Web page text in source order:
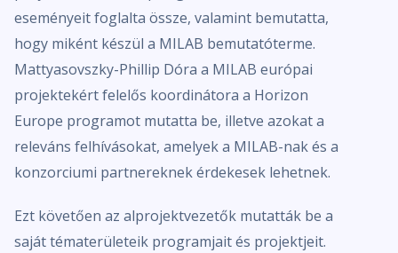
eseményeit foglalta össze, valamint bemutatta,
hogy miként készül a MILAB bemutatóterme.
Mattyasovszky-Phillip Dóra a MILAB európai
projektekért felelős koordinátora a Horizon
Europe programot mutatta be, illetve azokat a
releváns felhívásokat, amelyek a MILAB-nak és a
konzorciumi partnereknek érdekesek lehetnek.
Ezt követően az alprojektvezetők mutatták be a
saját tématerületeik programjait és projektjeit.